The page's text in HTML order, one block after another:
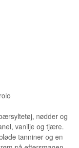
nødder og
vanilje og tjære.
tanniner og en